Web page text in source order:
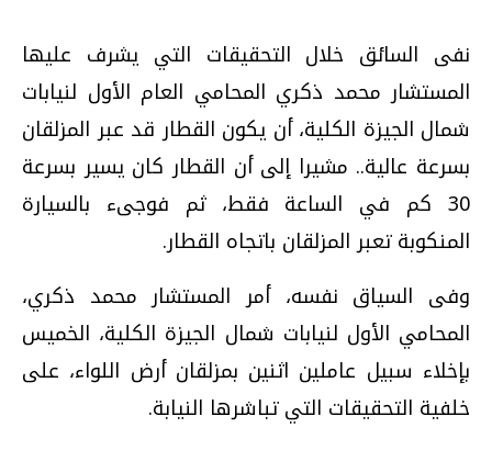
نفى السائق خلال التحقيقات التي يشرف عليها
المستشار محمد ذكري المحامي العام الأول لنيابات
شمال الجيزة الكلية، أن يكون القطار قد عبر المزلقان
بسرعة عالية.. مشيرا إلى أن القطار كان يسير بسرعة
30 كم في الساعة فقط، ثم فوجىء بالسيارة
المنكوبة تعبر المزلقان باتجاه القطار.
وفى السياق نفسه، أمر المستشار محمد ذكري،
المحامي الأول لنيابات شمال الجيزة الكلية، الخميس
بإخلاء سبيل عاملين اثنين بمزلقان أرض اللواء، على
خلفية التحقيقات التي تباشرها النيابة.